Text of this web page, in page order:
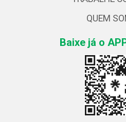
QUEM
Baixe já o